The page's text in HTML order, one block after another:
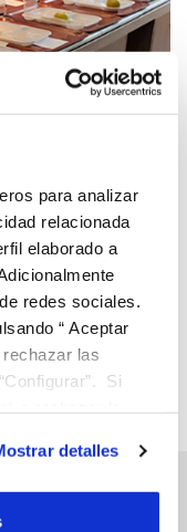
para analizar
relacionada
elaborado a
redes sociales.
“ Aceptar
rechazar las
Si
funcione y que
consultar
Cookies
detalles
apoyada por
75 de 112